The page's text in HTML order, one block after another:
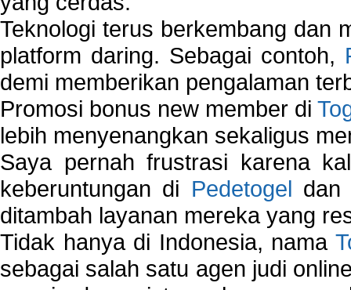
Teknologi terus berkembang dan
platform daring. Sebagai contoh,
demi memberikan pengalaman
Promosi bonus new member di
lebih menyenangkan sekaligus
Saya pernah frustrasi karena
keberuntungan di Pedetogel dan
ditambah layanan mereka yang
Tidak hanya di Indonesia, nama
sebagai salah satu agen judi